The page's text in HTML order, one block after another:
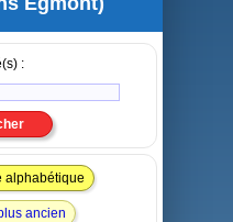
:
alphabétique
ancien